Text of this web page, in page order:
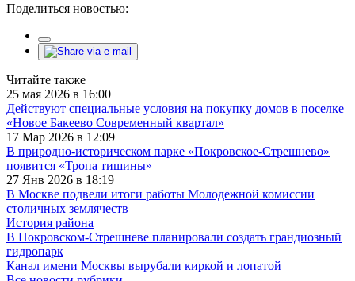
Поделиться новостью:
Читайте также
25 мая 2026 в 16:00
Действуют специальные условия на покупку домов в поселке
«Новое Бакеево Современный квартал»
17 Мар 2026 в 12:09
В природно-историческом парке «Покровское-Стрешнево»
появится «Тропа тишины»
27 Янв 2026 в 18:19
В Москве подвели итоги работы Молодежной комиссии
столичных землячеств
История района
В Покровском-Стрешневе планировали создать грандиозный
гидропарк
Канал имени Москвы вырубали киркой и лопатой